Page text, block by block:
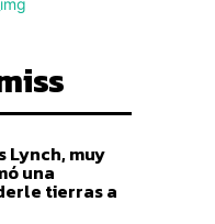
Lynch, muy
una
tierras a